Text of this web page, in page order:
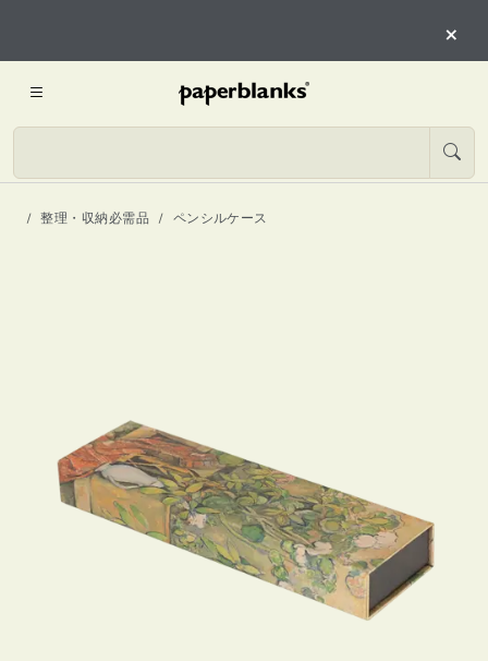
×
整理・収納必需品 ペンシルケース